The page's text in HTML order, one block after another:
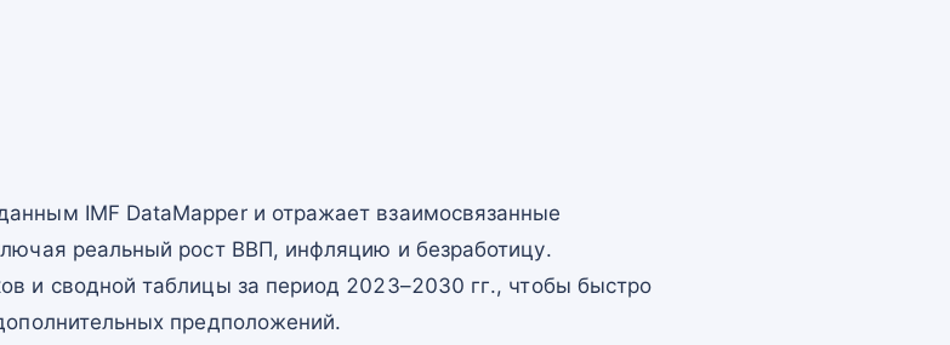
IMF DataMapper и отражает взаимосвязанные
реальный рост ВВП, инфляцию и безработицу.
и сводной таблицы за период 2023–2030 гг., чтобы быстро
предположений.